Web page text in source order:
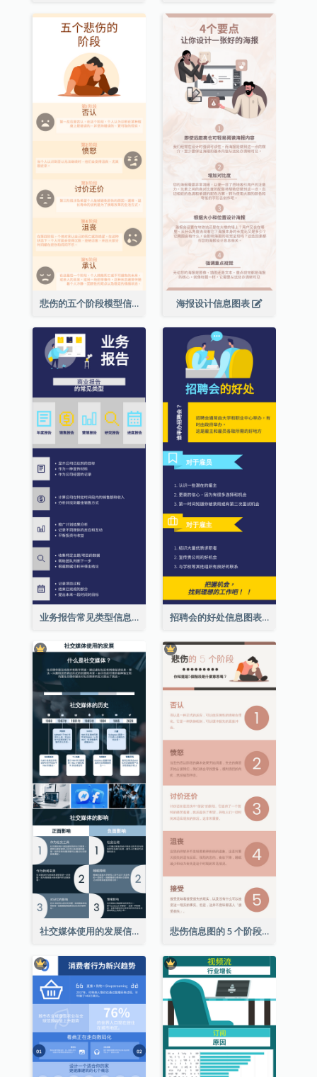
悲伤的五个阶段模型信息图表 海报设计信息图表
业务报告常见类型信息图表 招聘会的好处信息图表
社交媒体使用的发展信息图表 悲伤信息图的 5 个阶段（附解释）